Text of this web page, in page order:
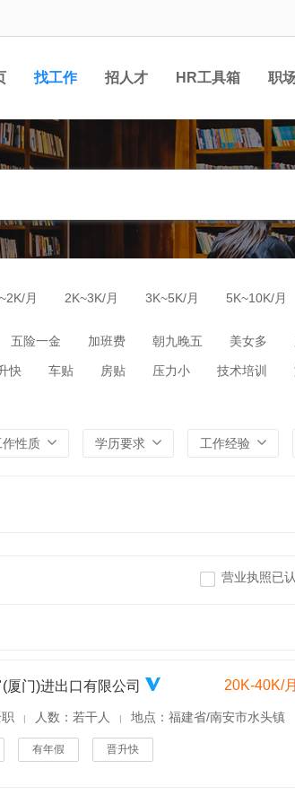
找工作 招人才 HR工具箱 职
月 2K~3K/月 3K~5K/月 5K~10K/月
五险一金 加班费 朝九晚五 美女多
快 车贴 房贴 压力小 技术培训
作性质 学历要求 工作经验
营业执照已
厦门)进出口有限公司 20K-40K/月
| 人数：若干人 | 地点：福建省/南安市水头镇
有年假 晋升快